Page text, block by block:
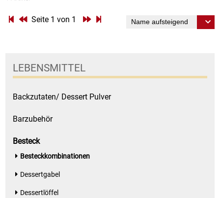
Essig
Fertiggerichte trocken
Fruchtsaft
Frühstück / Cerealien
Garnierung
LEBENSMITTEL
Backzutaten/ Dessert Pulver
Barzubehör
Besteck
Besteckkombinationen
Dessertgabel
Dessertlöffel
Seite 1 von 1